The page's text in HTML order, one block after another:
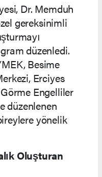
Dr. Memduh
gereksinimli
düzenledi.
Besime
Erciyes
Engelliler
düzenlenen
yönelik
Oluşturan